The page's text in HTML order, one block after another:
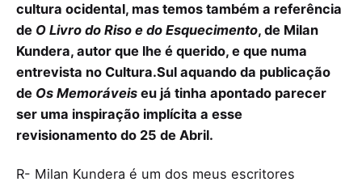
cultura ocidental, mas temos também a referência
de O Livro do Riso e do Esquecimento, de Milan
Kundera, autor que lhe é querido, e que numa
entrevista no Cultura.Sul aquando da publicação
de Os Memoráveis eu já tinha apontado parecer
ser uma inspiração implícita a esse
revisionamento do 25 de Abril.
R- Milan Kundera é um dos meus escritores